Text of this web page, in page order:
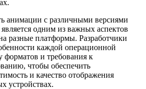
анимации с различными версиями
одним из важных аспектов
разные платформы. Разработчики
каждой операционной
форматов и требования к
чтобы обеспечить
и качество отображения
устройствах.